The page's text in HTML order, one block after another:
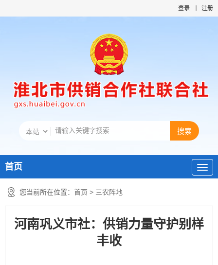
登录 注册
首页
您当前所在位置： 首页 > 三农阵地
河南巩义市社：供销力量守护别样
丰收